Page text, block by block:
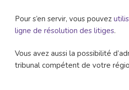
Pour s’en servir, vous pouvez
ligne de résolution des litiges.
Vous avez aussi la possibilité
tribunal compétent de votre